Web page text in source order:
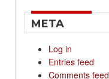
META
Log in
Entries feed
Comments feed